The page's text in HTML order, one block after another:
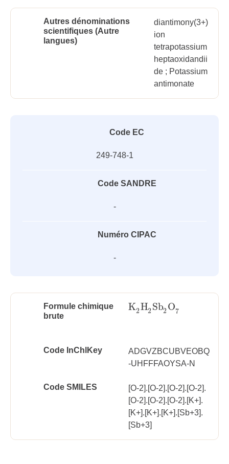
Autres dénominations
scientifiques (Autre
langues)
diantimony(3+)
ion
tetrapotassium
heptaoxidandii
de ; Potassium
antimonate
Code EC
249-748-1
Code SANDRE
-
Numéro CIPAC
-
Formule chimique
brute
K2H2 Sb2 O7
K2H2Sb 2O7
Code InChlKey
ADGVZBCUBVEOBQ
-UHFFFAOYSA-N
Code SMILES
[O-2].[O-2].[O-2].[O-2].
[O-2].[O-2].[O-2].[K+].
[K+].[K+].[K+].[Sb+3].
[Sb+3]